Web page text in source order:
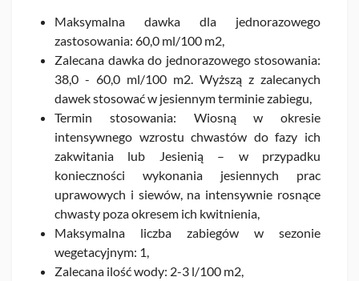
Maksymalna dawka dla jednorazowego
zastosowania: 60,0 ml/100 m2,
Zalecana dawka do jednorazowego stosowania:
38,0 - 60,0 ml/100 m2. Wyższą z zalecanych
dawek stosować w jesiennym terminie zabiegu,
Termin stosowania: Wiosną w okresie
intensywnego wzrostu chwastów do fazy ich
zakwitania lub Jesienią – w przypadku
konieczności wykonania jesiennych prac
uprawowych i siewów, na intensywnie rosnące
chwasty poza okresem ich kwitnienia,
Maksymalna liczba zabiegów w sezonie
wegetacyjnym: 1,
Zalecana ilość wody: 2-3 l/100 m2,